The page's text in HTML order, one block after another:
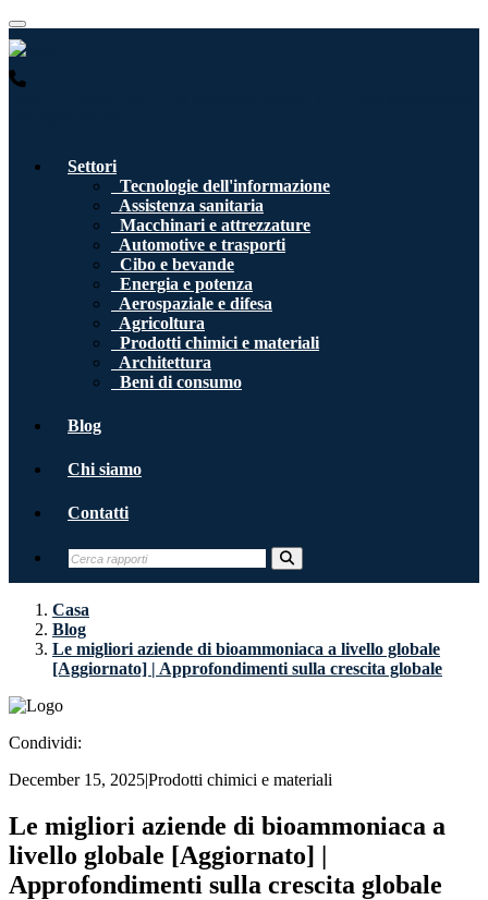
Settori
Tecnologie dell'informazione
Assistenza sanitaria
Macchinari e attrezzature
Automotive e trasporti
Cibo e bevande
Energia e potenza
Aerospaziale e difesa
Agricoltura
Prodotti chimici e materiali
Architettura
Beni di consumo
Blog
Chi siamo
Contatti
Casa
Blog
Le migliori aziende di bioammoniaca a livello globale
[Aggiornato] | Approfondimenti sulla crescita globale
Condividi:
December 15, 2025|Prodotti chimici e materiali
Le migliori aziende di bioammoniaca a
livello globale [Aggiornato] |
Approfondimenti sulla crescita globale